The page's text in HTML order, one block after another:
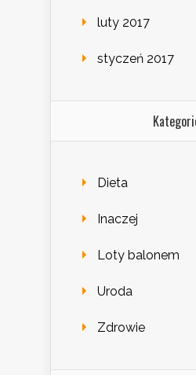
luty 2017
styczeń 2017
Dieta
Inaczej
Loty balonem
Uroda
Zdrowie